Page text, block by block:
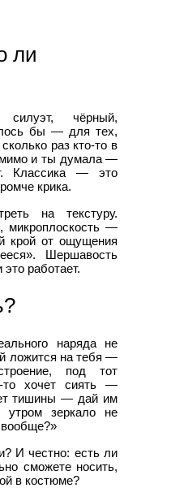
ли
силуэт, чёрный,
бы — для тех,
раз кто-то в
мимо и ты думала —
Классика — это
крика.
на текстуру.
—
крой от ощущения
Шершавость
работает.
наряда не
ложится на тебя —
под тот
то хочет сиять —
тишины — дай им
зеркало не
И честно: есть ли
сможете носить,
в костюме?